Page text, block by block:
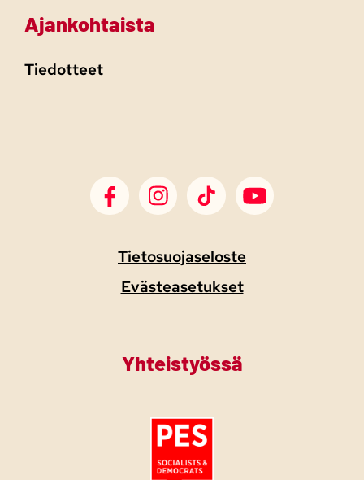
Ajankohtaista
Tiedotteet
SDP Facebook
SDP Instagram
SDP TikTokSDP Youtube
Tietosuojaseloste
Evästeasetukset
Yhteistyössä
Tutustu PES:n periaatejulistukseen